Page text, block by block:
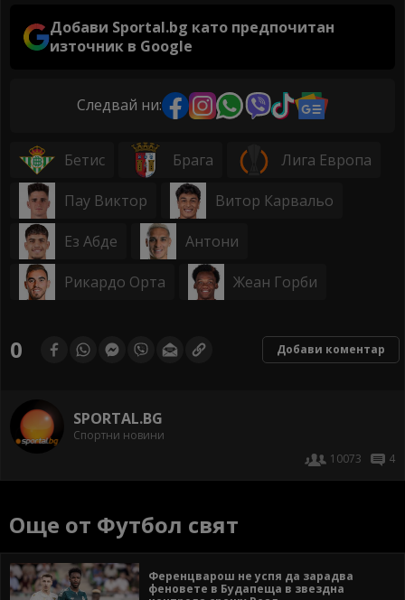
Добави Sportal.bg като предпочитан
източник в Google
Следвай ни:
Бетис Брага Лига Европа
Пау Виктор Витор Карвальо
Ез Абде Антони
Рикардо Орта Жеан Горби
0 Добави коментар
SPORTAL.BG
Спортни новини
10073
4
Още от Футбол свят
Ференцварош не успя да зарадва
феновете в Будапеща в звездна